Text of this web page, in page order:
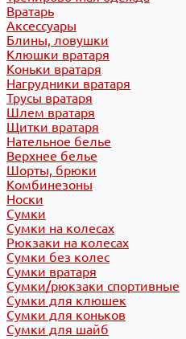
Вратарь
Аксессуары
Блины, ловушки
Клюшки вратаря
Коньки вратаря
Нагрудники вратаря
Трусы вратаря
Шлем вратаря
Щитки вратаря
Нательное белье
Верхнее белье
Шорты, брюки
Комбинезоны
Носки
Сумки
Сумки на колесах
Рюкзаки на колесах
Сумки без колес
Сумки вратаря
Сумки/рюкзаки спортивные
Сумки для клюшек
Сумки для коньков
Сумки для шайб